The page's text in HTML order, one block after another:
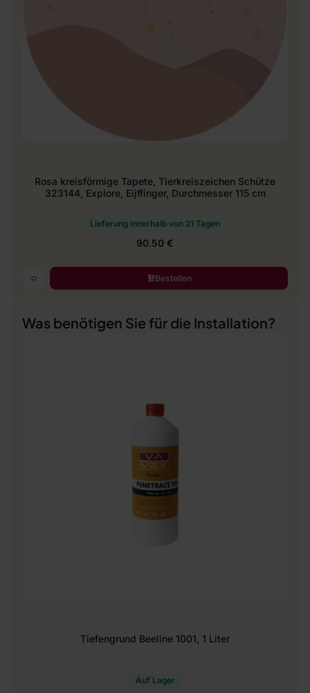
Rosa kreisförmige Tapete, Tierkreiszeichen Schütze
323144, Explore, Eijffinger, Durchmesser 115 cm
Lieferung innerhalb von 21 Tagen
90.50 €
Bestellen
Was benötigen Sie für die Installation?
Tiefengrund Beeline 1001, 1 Liter
Auf Lager